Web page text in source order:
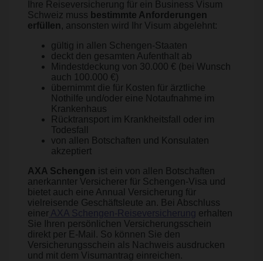
Ihre Reiseversicherung für ein Business Visum
Schweiz muss bestimmte Anforderungen
erfüllen, ansonsten wird Ihr Visum abgelehnt:
gültig in allen Schengen-Staaten
deckt den gesamten Aufenthalt ab
Mindestdeckung von 30.000 € (bei Wunsch
auch 100.000 €)
übernimmt die für Kosten für ärztliche
Nothilfe und/oder eine Notaufnahme im
Krankenhaus
Rücktransport im Krankheitsfall oder im
Todesfall
von allen Botschaften und Konsulaten
akzeptiert
AXA Schengen ist ein von allen Botschaften
anerkannter Versicherer für Schengen-Visa und
bietet auch eine Annual Versicherung für
vielreisende Geschäftsleute an. Bei Abschluss
einer AXA Schengen-Reiseversicherung erhalten
Sie Ihren persönlichen Versicherungsschein
direkt per E-Mail. So können Sie den
Versicherungsschein als Nachweis ausdrucken
und mit dem Visumantrag einreichen.